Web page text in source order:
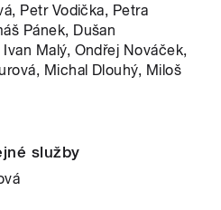
Petr Vodička, Petra
Pánek, Dušan
Malý, Ondřej Nováček,
Michal Dlouhý, Miloš
služby